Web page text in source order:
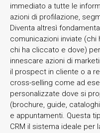
immediato a tutte le
azioni di profilazione,
Diventa altresì
comunicazioni inviate (chi
chi ha cliccato e dove)
innescare azioni di
il prospect in cliente o a
cross-selling come ad
personalizzate dove si
(brochure, guide,
e appuntamenti. Questa
CRM il sistema ideale per